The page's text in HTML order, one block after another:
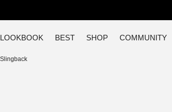
LOOKBOOK BEST SHOP COMMUNITY
Slingback